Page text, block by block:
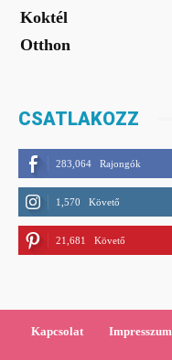
Koktél
Otthon
CSATLAKOZZ
283,064 Rajongók
1,570 Követő
21,681 Követő
Kapcsolat Impresszum